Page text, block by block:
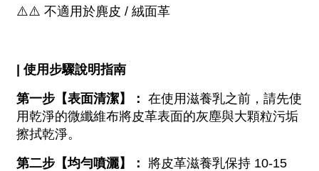
⚠️⚠️ 不適用於麂皮 / 絨面革
| 使用步驟說明指南
第一步【表面清潔】： 在使用滋養乳之前，請先使
用乾淨的微纖維布將皮革表面的灰塵與大顆粒污垢
擦拭乾淨。
第二步【均勻噴灑】：
將皮革滋養乳保持 10-15